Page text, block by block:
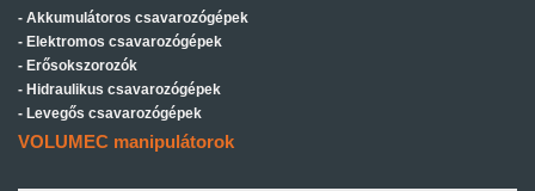
Akkumulátoros csavarozógépek
Elektromos csavarozógépek
Erősokszorozók
Hidraulikus csavarozógépek
Levegős csavarozógépek
VOLUMEC manipulátorok